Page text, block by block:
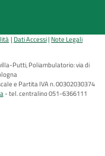
Dati Accessi Note Legali
Putti, Poliambulatorio: via di
e Partita IVA n. 00302030374
tel. centralino 051-6366111